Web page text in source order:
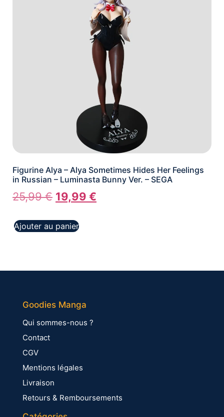
Figurine Alya – Alya Sometimes Hides Her Feelings
in Russian – Luminasta Bunny Ver. – SEGA
25,99€ 19,99 €
Ajouter au panier
Goodies Manga
Qui sommes-nous ?
Contact
CGV
Mentions légales
Livraison
Retours & Remboursements